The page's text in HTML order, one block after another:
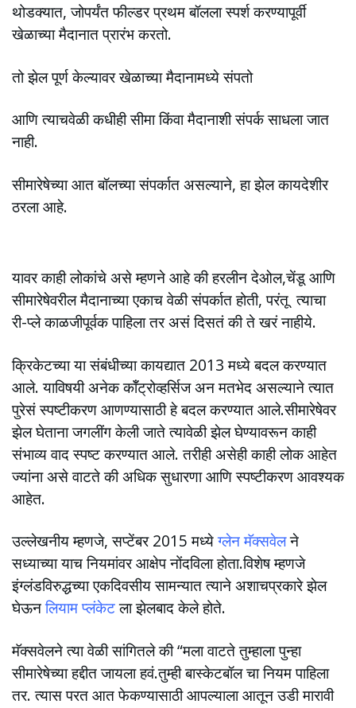
थोडक्यात, जोपर्यंत फील्डर प्रथम बॉलला स्पर्श करण्यापूर्वी
खेळाच्या मैदानात प्रारंभ करतो.
तो झेल पूर्ण केल्यावर खेळाच्या मैदानामध्ये संपतो
आणि त्याचवेळी कधीही सीमा किंवा मैदानाशी संपर्क साधला जात
नाही.
सीमारेषेच्या आत बॉलच्या संपर्कात असल्याने, हा झेल कायदेशीर
ठरला आहे.
यावर काही लोकांचे असे म्हणने आहे की हरलीन देओल,चेंडू आणि
सीमारेषेवरील मैदानाच्या एकाच वेळी संपर्कात होती, परंतू त्याचा
री-प्ले काळजीपूर्वक पाहिला तर असं दिसतं की ते खरं नाहीये.
क्रिकेटच्या या संबंधीच्या कायद्यात 2013 मध्ये बदल करण्यात
आले. याविषयी अनेक कॉँट्रोव्हर्सिज अन मतभेद असल्याने त्यात
पुरेसं स्पष्टीकरण आणण्यासाठी हे बदल करण्यात आले.सीमारेषेवर
झेल घेताना जगलींग केली जाते त्यावेळी झेल घेण्यावरून काही
संभाव्य वाद स्पष्ट करण्यात आले. तरीही असेही काही लोक आहेत
ज्यांना असे वाटते की अधिक सुधारणा आणि स्पष्टीकरण आवश्यक
आहेत.
उल्लेखनीय म्हणजे, सप्टेंबर 2015 मध्येग्लेन मॅक्सवेलने
सध्याच्या याच नियमांवर आक्षेप नोंदविला होता.विशेष म्हणजे
इंग्लंडविरुद्धच्या एकदिवसीय सामन्यात त्याने अशाचप्रकारे झेल
घेऊनलियाम प्लंकेटला झेलबाद केले होते.
मॅक्सवेलने त्या वेळी सांगितले की “मला वाटते तुम्हाला पुन्हा
सीमारेषेच्या हद्दीत जायला हवं.तुम्ही बास्केटबॉल चा नियम पाहिला
तर. त्यास परत आत फेकण्यासाठी आपल्याला आतून उडी मारावी